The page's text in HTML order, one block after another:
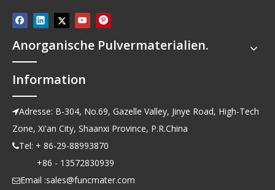
Anorganische Pulvermaterialien.
Information
Adresse: B-304, No.69, Gazelle Valley, Jinye Road, High-Tech
Zone, Xi'an City, Shaanxi Province, P.R.China
Tel: + 86-29-88993870
+86 - 13572830939
Email :sales@funcmater.com